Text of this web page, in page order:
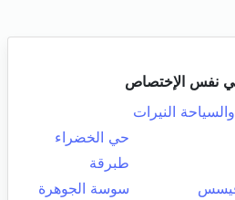
نفس الإختصاص
النيرات
حي الخضراء
طبرقة
سوسة الجوهرة